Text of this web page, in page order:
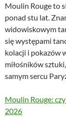
Moulin Rouge to
ponad stu lat.
widowiskowym
się występami
kolacji i pokazów
miłośników
samym sercu
Moulin Rouge:
2026